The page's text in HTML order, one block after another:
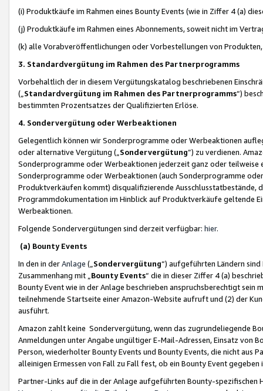
(i) Produktkäufe im Rahmen eines Bounty Events (wie in Ziffer 4 (a)
(j) Produktkäufe im Rahmen eines Abonnements, soweit nicht im
(k) alle Vorabveröffentlichungen oder Vorbestellungen von
3. Standardvergütung im Rahmen des Partnerprogramms
Vorbehaltlich der in diesem Vergütungskatalog beschriebenen
(„ Standardvergütung im Rahmen des Partnerprogramms“)
bestimmten Prozentsatzes der Qualifizierten Erlöse.
4. Sondervergütung oder Werbeaktionen
Gelegentlich können wir Sonderprogramme oder Werbeaktionen
oder alternative Vergütung („ Sondervergütung”) zu verdienen.
Sonderprogramme oder Werbeaktionen jederzeit ganz oder
Sonderprogramme oder Werbeaktionen (auch Sonderprogramme
Produktverkäufen kommt) disqualifizierende Ausschlusstatbestände,
Programmdokumentation im Hinblick auf Produktverkäufe geltende
Werbeaktionen.
Folgende Sondervergütungen sind derzeit verfügbar: hier.
(a) Bounty Events
In den in derAnlage („ Sondervergütung“) aufgeführten Ländern
Zusammenhang mit „ Bounty Events“ die in dieser Ziffer 4 (a)
Bounty Event wie in der Anlage beschrieben anspruchsberechtigt sein
teilnehmende Startseite einer Amazon-Website aufruft und (2) der
ausführt.
Amazon zahlt keine Sondervergütung, wenn das zugrundeliegende
Anmeldungen unter Angabe ungültiger E-Mail-Adressen, Einsatz von
Person, wiederholter Bounty Events und Bounty Events, die nicht
alleinigen Ermessen von Fall zu Fall fest, ob ein Bounty Event
Partner-Links auf die in der Anlage aufgeführten Bounty-spezifischen